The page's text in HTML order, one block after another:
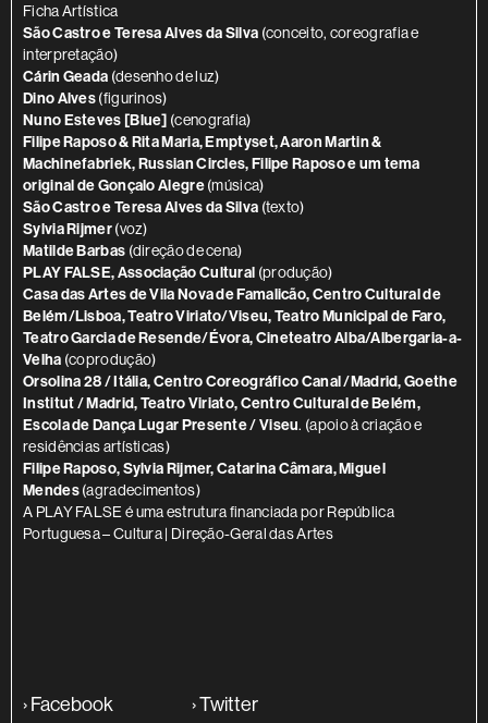
Ficha Artística
São Castro e Teresa Alves da Silva (conceito, coreografia e
interpretação)
Cárin Geada (desenho de luz)
Dino Alves(figurinos)
Nuno Esteves [Blue] (cenografia)
Filipe Raposo & Rita Maria, Emptyset, Aaron Martin &
Machinefabriek, Russian Circles, Filipe Raposo e um tema
original de Gonçalo Alegre(música)
São Castro e Teresa Alves da Silva (texto)
Sylvia Rijmer(voz)
Matilde Barbas (direção de cena)
PLAY FALSE, Associação Cultural (produção)
Casa das Artes de Vila Nova de Famalicão, Centro Cultural de
Belém/Lisboa, Teatro Viriato/Viseu, Teatro Municipal de Faro,
Teatro Garcia de Resende/Évora, Cineteatro Alba/Albergaria-a-
Velha (coprodução)
Orsolina 28 / Itália, Centro Coreográfico Canal /Madrid, Goethe
Institut / Madrid, Teatro Viriato, Centro Cultural de Belém,
Escola de Dança Lugar Presente / Viseu. (apoio à criação e
residências artísticas)
Filipe Raposo, Sylvia Rijmer, Catarina Câmara, Miguel
Mendes(agradecimentos)
A PLAY FALSE é uma estrutura financiada por República
Portuguesa – Cultura | Direção-Geral das Artes
›Facebook ›Twitter